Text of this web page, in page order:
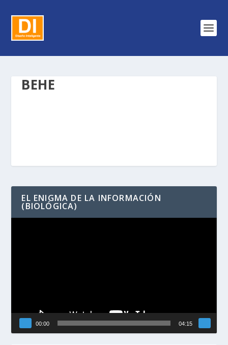
BEHE
EL ENIGMA DE LA INFORMACIÓN
(BIOLÓGICA)
00:00 04:15